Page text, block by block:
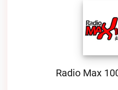
Radio Max